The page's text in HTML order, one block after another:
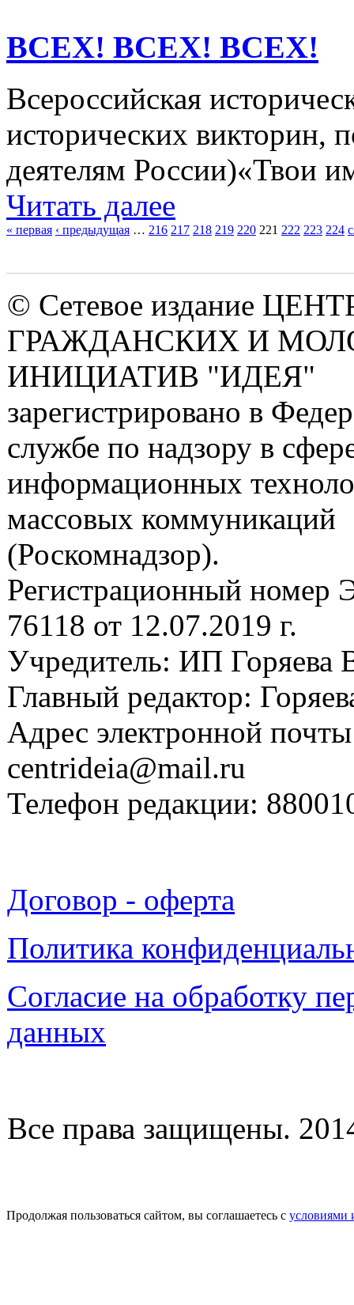
ВСЕХ! ВСЕХ! ВСЕХ!
Всероссийская
исторических викторин,
деятелям России)«Твои
Читать далее
« первая ‹ предыдущая … 216 217 218 219 220 221 222 223 224
© Сетевое издание
ГРАЖДАНСКИХ И
ИНИЦИАТИВ "ИДЕЯ"
зарегистрировано в
службе по надзору в
информационных
массовых коммуникаций
(Роскомнадзор).
Регистрационный
76118 от 12.07.2019 г.
Учредитель: ИП Горяева
Главный редактор:
Адрес электронной
centrideia@mail.ru
Телефон редакции:
Договор - оферта
Политика
Согласие на обработку
данных
Все права защищены.
Продолжая пользоваться сайтом, вы соглашаетесь с условиями